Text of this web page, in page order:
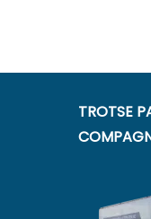
TROTSE